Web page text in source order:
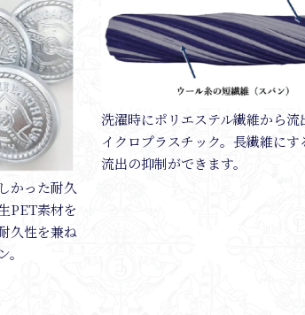
かった耐久
PET素材を
久性を兼ね
洗濯時にポリエステル繊維から流
イクロプラスチック。長繊維にす
流出の抑制ができます。